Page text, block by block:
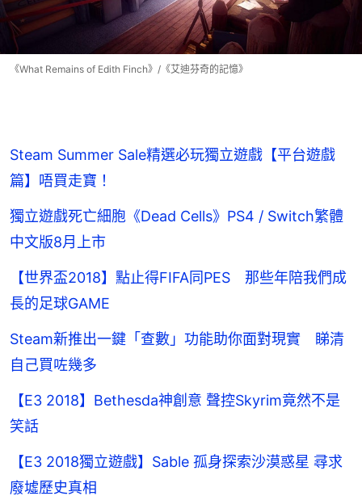
《What Remains of Edith Finch》/《艾迪芬奇的記憶》
Steam Summer Sale精選必玩獨立遊戲【平台遊戲
篇】唔買走寶！
獨立遊戲死亡細胞《Dead Cells》PS4 / Switch繁體
中文版8月上市
【世界盃2018】點止得FIFA同PES 那些年陪我們成
長的足球GAME
Steam新推出一鍵「查數」功能助你面對現實 睇清
自己買咗幾多
【E3 2018】Bethesda神創意 聲控Skyrim竟然不是
笑話
【E3 2018獨立遊戲】Sable 孤身探索沙漠惑星 尋求
廢墟歷史真相